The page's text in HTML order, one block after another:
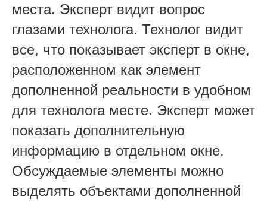
места. Эксперт видит вопрос
глазами технолога. Технолог видит
все, что показывает эксперт в окне,
расположенном как элемент
дополненной реальности в удобном
для технолога месте. Эксперт может
показать дополнительную
информацию в отдельном окне.
Обсуждаемые элементы можно
выделять объектами дополненной